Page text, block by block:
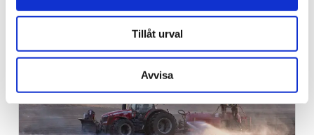
Tillåt urval
Avvisa